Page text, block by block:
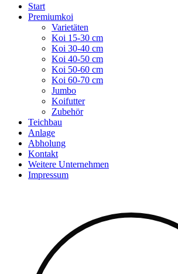
Start
Premiumkoi
Varietäten
Koi 15-30 cm
Koi 30-40 cm
Koi 40-50 cm
Koi 50-60 cm
Koi 60-70 cm
Jumbo
Koifutter
Zubehör
Teichbau
Anlage
Abholung
Kontakt
Weitere Unternehmen
Impressum